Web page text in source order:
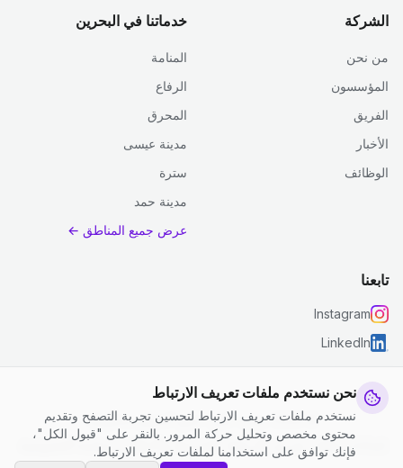
نحن نستخدم ملفات تعريف الارتباط
نستخدم ملفات تعريف الارتباط لتحسين تجربة التصفح وتقديم
محتوى مخصص وتحليل حركة المرور. بالنقر على "قبول الكل"،
فإنك توافق على استخدامنا لملفات تعريف الارتباط.
الشركة
من نحن
المؤسسون
الفريق
الأخبار
الوظائف
خدماتنا في البحرين
المنامة
الرفاع
المحرق
مدينة عيسى
سترة
مدينة حمد
عرض جميع المناطق ←
تابعنا
Instagram
LinkedIn
© 2026 جست كلين. جميع الحقوق محفوظة.
سياسة الخصوصية
الشروط والأحكام | إعدادات ملفات تعريف الارتباط